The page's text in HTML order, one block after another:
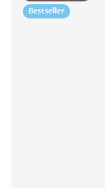
Bestseller